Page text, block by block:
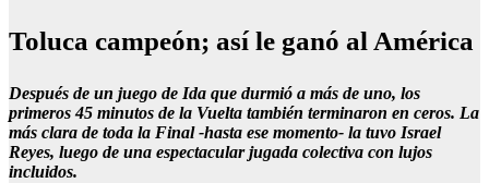
Toluca campeón; así le ganó al América
Después de un juego de Ida que durmió a más de uno, los
primeros 45 minutos de la Vuelta también terminaron en ceros. La
más clara de toda la Final -hasta ese momento- la tuvo Israel
Reyes, luego de una espectacular jugada colectiva con lujos
incluidos.